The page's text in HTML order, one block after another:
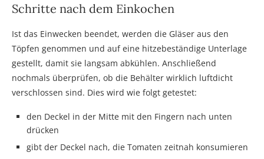
Schritte nach dem Einkochen
Ist das Einwecken beendet, werden die Gläser aus den
Töpfen genommen und auf eine hitzebeständige Unterlage
gestellt, damit sie langsam abkühlen. Anschließend
nochmals überprüfen, ob die Behälter wirklich luftdicht
verschlossen sind. Dies wird wie folgt getestet:
den Deckel in der Mitte mit den Fingern nach unten
drücken
gibt der Deckel nach, die Tomaten zeitnah konsumieren